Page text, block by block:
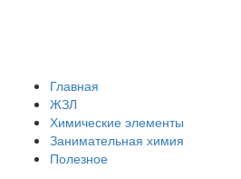
Главная
ЖЗЛ
Химические элементы
Занимательная химия
Полезное